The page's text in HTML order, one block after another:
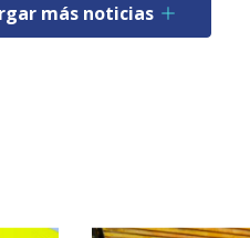
más noticias